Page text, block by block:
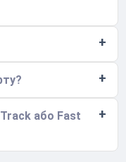
або Fast